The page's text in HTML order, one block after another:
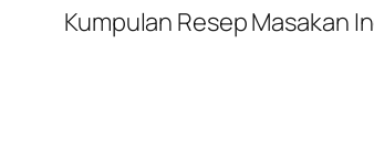
Kumpulan Resep Masakan